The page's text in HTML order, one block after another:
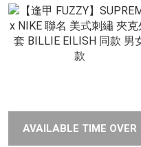
AVAILABLE TIME OVER